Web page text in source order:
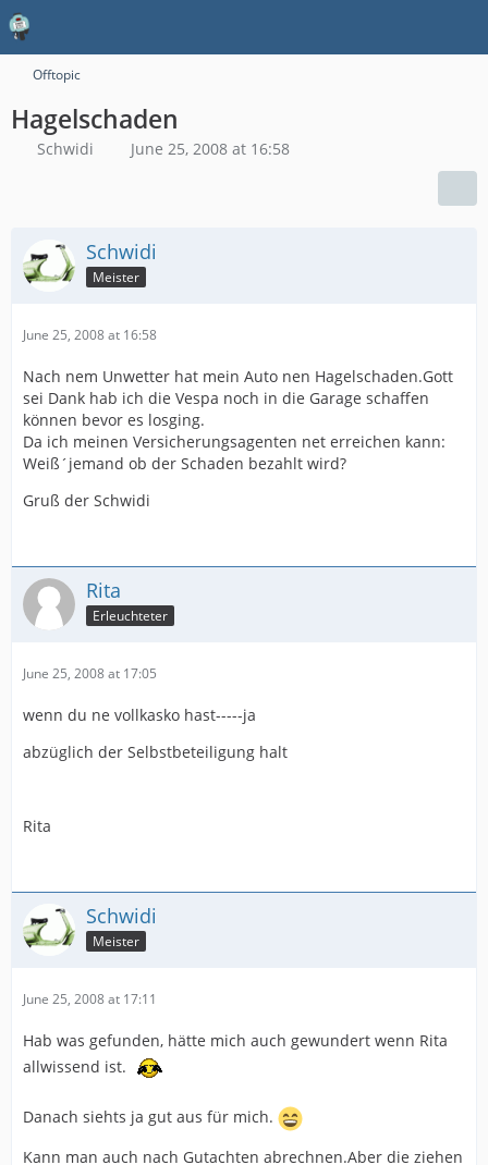
Offtopic
Hagelschaden
Schwidi June 25, 2008 at 16:58
Schwidi
Meister
June 25, 2008 at 16:58
Nach nem Unwetter hat mein Auto nen Hagelschaden.Gott
sei Dank hab ich die Vespa noch in die Garage schaffen
können bevor es losging.
Da ich meinen Versicherungsagenten net erreichen kann:
Weiß´jemand ob der Schaden bezahlt wird?
Gruß der Schwidi
Rita
Erleuchteter
June 25, 2008 at 17:05
wenn du ne vollkasko hast-----ja
abzüglich der Selbstbeteiligung halt
Rita
Schwidi
Meister
June 25, 2008 at 17:11
Hab was gefunden, hätte mich auch gewundert wenn Rita
allwissend ist.
Danach siehts ja gut aus für mich.
Kann man auch nach Gutachten abrechnen.Aber die ziehen